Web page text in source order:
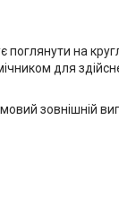
на
для
зовнішній